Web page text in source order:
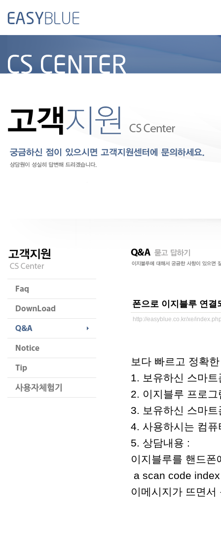
폰으로 이지블루 연결
http://easyblue.co.kr/xe/
보다 빠르고 정확
1. 보유하신 스마
2. 이지블루 프로
3. 보유하신 스마
4. 사용하시는 컴
5. 상담내용 :
이지블루를 핸드
a scan code
이메시지가 뜨면